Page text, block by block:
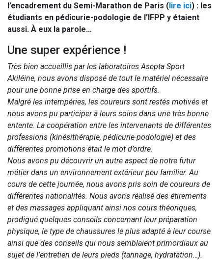
l’encadrement du Semi-Marathon de Paris (lire ici) : les
étudiants en pédicurie-podologie de l’IFPP y étaient
aussi. À eux la parole…
Une super expérience !
Très bien accueillis par les laboratoires Asepta Sport
Akiléine, nous avons disposé de tout le matériel nécessaire
pour une bonne prise en charge des sportifs.
Malgré les intempéries, les coureurs sont restés motivés et
nous avons pu participer à leurs soins dans une très bonne
entente. La coopération entre les intervenants de différentes
professions (kinésithérapie, pédicurie-podologie) et des
différentes promotions était le mot d’ordre.
Nous avons pu découvrir un autre aspect de notre futur
métier dans un environnement extérieur peu familier. Au
cours de cette journée, nous avons pris soin de coureurs de
différentes nationalités. Nous avons réalisé des étirements
et des massages appliquant ainsi nos cours théoriques,
prodigué quelques conseils concernant leur préparation
physique, le type de chaussures le plus adapté à leur course
ainsi que des conseils qui nous semblaient primordiaux au
sujet de l’entretien de leurs pieds (tannage, hydratation…).